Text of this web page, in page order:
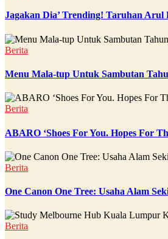
Jagakan Dia’ Trending! Taruhan Arul
Berita
Menu Mala-tup Untuk Sambutan
Berita
ABARO ‘Shoes For You. Hopes For
Berita
One Canon One Tree: Usaha Alam
Berita